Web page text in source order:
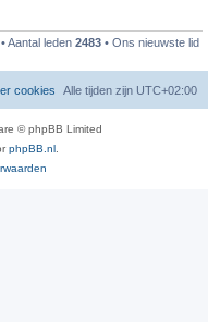
• Aantal leden 2483 • Ons nieuwste lid
Alle tijden zijn UTC+02:00
cookies
© phpBB Limited
phpBB.nl